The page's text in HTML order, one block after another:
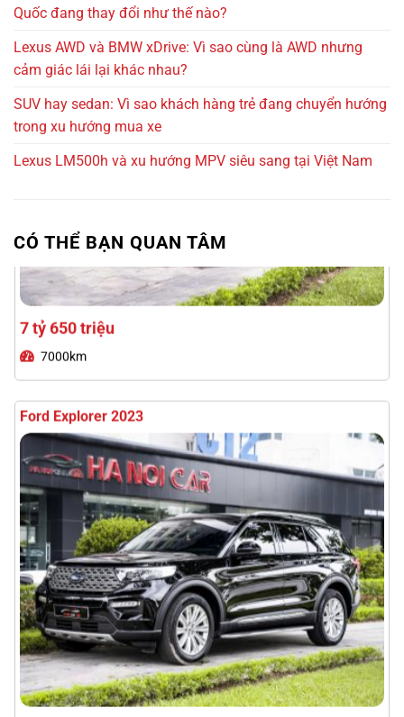
Quốc đang thay đổi như thế nào?
Lexus AWD và BMW xDrive: Vì sao cùng là AWD nhưng
cảm giác lái lại khác nhau?
SUV hay sedan: Vì sao khách hàng trẻ đang chuyển hướng
trong xu hướng mua xe
Lexus LM500h và xu hướng MPV siêu sang tại Việt Nam
CÓ THỂ BẠN QUAN TÂM
7000km
Ford Explorer 2023
1 tỷ 690 triệu
43000km
Toyota Prado 2025